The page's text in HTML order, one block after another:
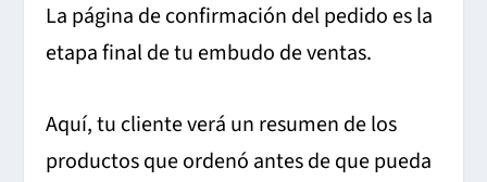
La página de confirmación del pedido es la
etapa final de tu embudo de ventas.
Aquí, tu cliente verá un resumen de los
productos que ordenó antes de que pueda